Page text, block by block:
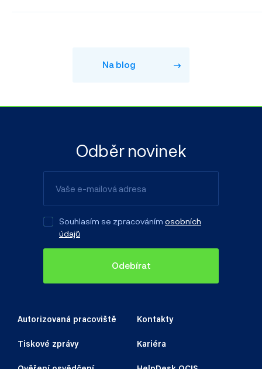
Na blog
Autorizovaná pracoviště Kontakty
Tiskové zprávy Kariéra
Odběr novinek
Souhlasím se zpracováním osobních
údajů
Odebírat